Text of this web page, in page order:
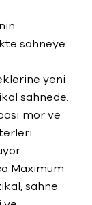
sahneye
yeni
sahnede.
mor ve
Maximum
sahne